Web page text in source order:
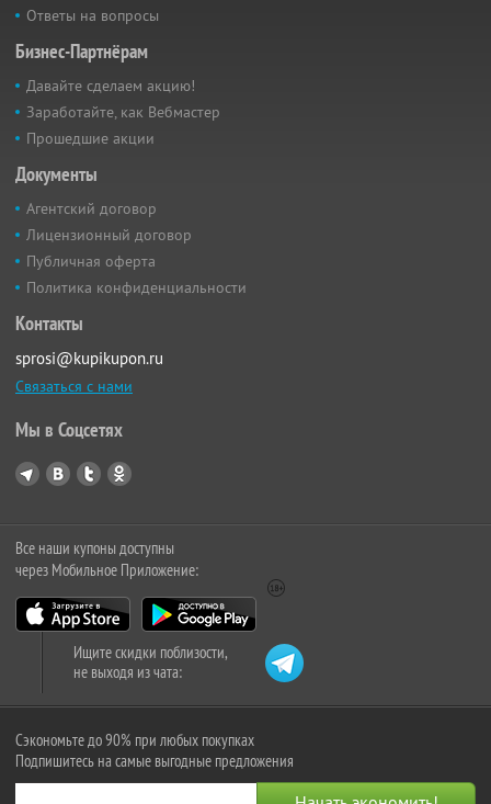
Ответы на вопросы
Бизнес-Партнёрам
Давайте сделаем акцию!
Заработайте, как Вебмастер
Прошедшие акции
Документы
Агентский договор
Лицензионный договор
Публичная оферта
Политика конфиденциальности
Контакты
sprosi@kupikupon.ru
Связаться с нами
Мы в Соцсетях
Все наши купоны доступны
через Мобильное Приложение:
Ищите скидки поблизости,
не выходя из чата:
Сэкономьте до 90% при любых покупках
Подпишитесь на самые выгодные предложения